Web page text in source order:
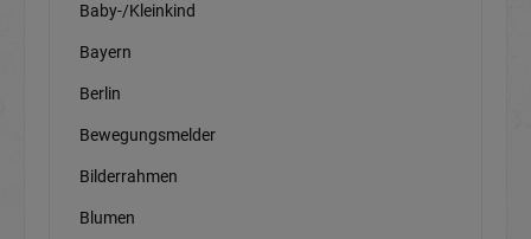
Baby-/Kleinkind
Bayern
Berlin
Bewegungsmelder
Bilderrahmen
Blumen